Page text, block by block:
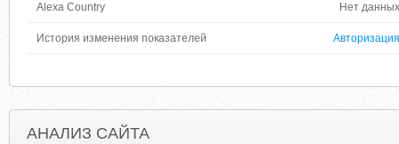
Alexa Country Нет данных
История изменения показателей Авторизация
АНАЛИЗ САЙТА